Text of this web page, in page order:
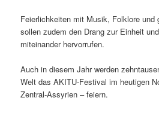
Feierlichkeiten mit Musik, Folklore und
sollen zudem den Drang zur Einheit
miteinander hervorrufen.
Auch in diesem Jahr werden
Welt das AKITU-Festival im heutigen
Zentral-Assyrien – feiern.